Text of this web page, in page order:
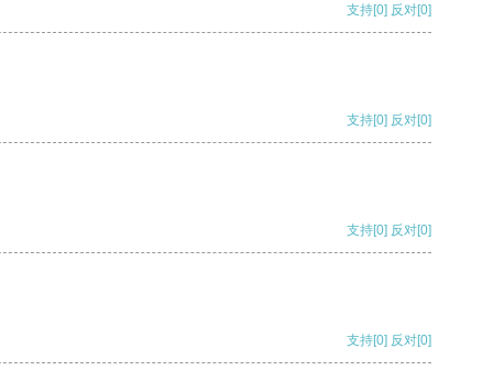
支持[0] 反对[0]
支持[0] 反对[0]
支持[0] 反对[0]
支持[0] 反对[0]